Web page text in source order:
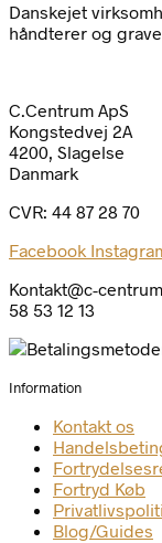
Danskejet
håndterer og
C.Centrum ApS
Kongstedvej 2A
4200, Slagelse
Danmark
CVR: 44 87 28 70
Facebook
Kontakt@c-
58 53 12 13
Information
Kontakt os
Fortryd Køb
Blog/Guides